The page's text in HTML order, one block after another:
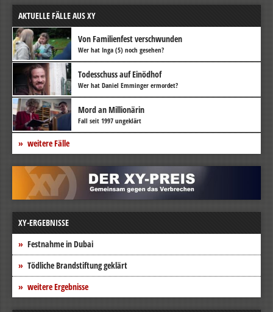
AKTUELLE FÄLLE AUS XY
Von Familienfest verschwunden
Wer hat Inga (5) noch gesehen?
Todesschuss auf Einödhof
Wer hat Daniel Emminger ermordet?
Mord an Millionärin
Fall seit 1997 ungeklärt
weitere Fälle
XY-ERGEBNISSE
Festnahme in Dubai
Tödliche Brandstiftung geklärt
weitere Ergebnisse